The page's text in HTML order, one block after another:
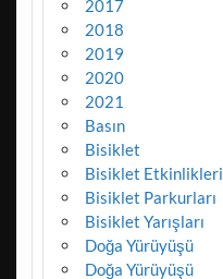
2017
2018
2019
2020
2021
Basın
Bisiklet
Bisiklet Etkinlikleri
Bisiklet Parkurları
Bisiklet Yarışları
Doğa Yürüyüşü
Doğa Yürüyüşü